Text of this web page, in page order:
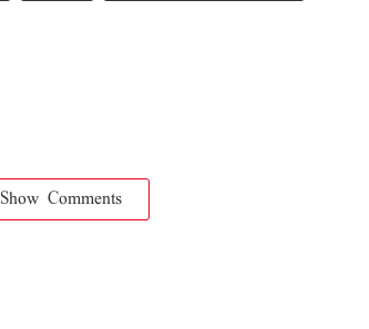
Show Comments